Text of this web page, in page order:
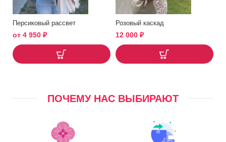
Персиковый рассвет
от 4 950 ₽
Розовый каскад
12 000 ₽
ПОЧЕМУ НАС ВЫБИРАЮТ